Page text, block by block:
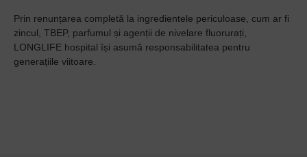
Prin renunțarea completă la ingredientele periculoase, cum ar fi
zincul, TBEP, parfumul și agenții de nivelare fluorurați,
LONGLIFE hospital își asumă responsabilitatea pentru
generațiile viitoare.